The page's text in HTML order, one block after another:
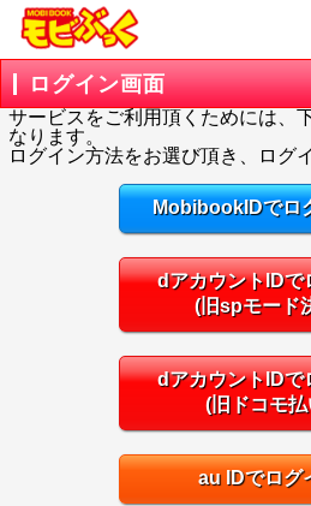
ログイン画面
サービスをご利用頂くためには、
なります。
ログイン方法をお選び頂き、ログ
MobibookIDでロ
dアカウントIDで
(旧spモード
dアカウントIDで
(旧ドコモ払
au IDでログ